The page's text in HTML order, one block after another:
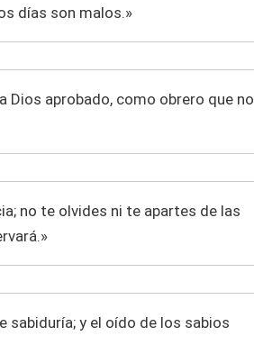
días son malos.»
Dios aprobado, como obrero que no
no te olvides ni te apartes de las
sabiduría; y el oído de los sabios